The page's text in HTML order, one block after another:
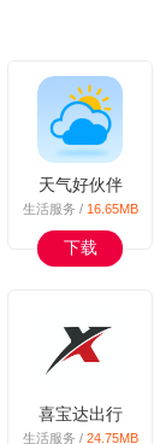
天气好伙伴
生活服务 / 16.65MB
下载
喜宝达出行
生活服务 / 24.75MB